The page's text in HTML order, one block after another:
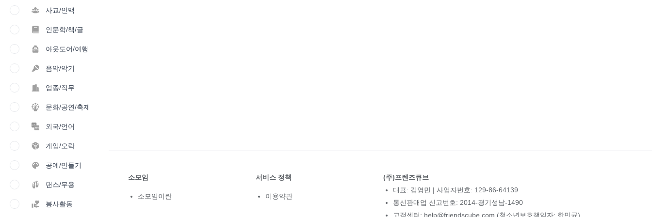
사교/인맥
인문학/책/글
아웃도어/여행
음악/악기
업종/직무
문화/공연/축제
외국/언어
게임/오락
공예/만들기
댄스/무용
봉사활동
소모임
소모임이란
서비스 정책
이용약관
(주)프렌즈큐브
대표: 김영민 | 사업자번호: 129-86-64139
통신판매업 신고번호: 2014-경기성남-1490
고객센터: help@friendscube.com (청소년보호책임자: 한민균)